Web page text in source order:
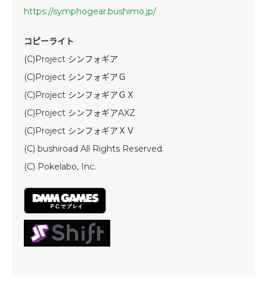
https://symphogear.bushimo.jp/
コピーライト
(C)Project シンフォギア
(C)Project シンフォギアＧ
(C)Project シンフォギアＧＸ
(C)Project シンフォギアAXZ
(C)Project シンフォギアＸＶ
(C) bushiroad All Rights Reserved.
(C) Pokelabo, Inc.